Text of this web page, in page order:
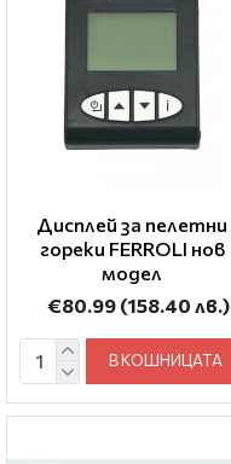
Дисплей за пелетни
гореки FERROLI нов
модел
€80.99 (158.40 лв.)
В КОШНИЦАТА